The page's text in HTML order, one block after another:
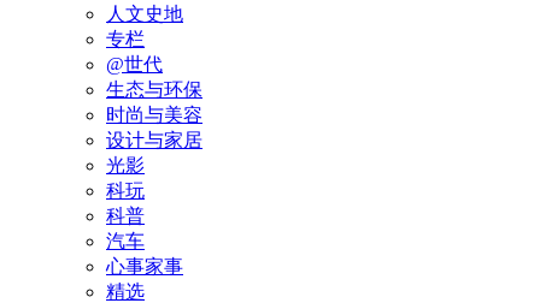
人文史地
专栏
@世代
生态与环保
时尚与美容
设计与家居
光影
科玩
科普
汽车
心事家事
精选